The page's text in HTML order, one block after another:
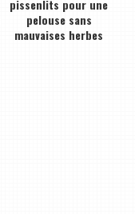
pissenlits pour une
pelouse sans
mauvaises herbes